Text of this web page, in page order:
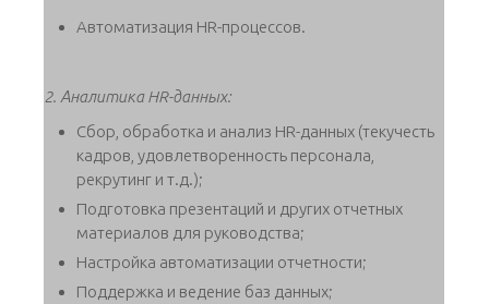
Автоматизация HR-процессов.
2. Аналитика HR-данных:
Сбор, обработка и анализ HR-данных (текучесть
кадров, удовлетворенность персонала,
рекрутинг и т.д.);
Подготовка презентаций и других отчетных
материалов для руководства;
Настройка автоматизации отчетности;
Поддержка и ведение баз данных;